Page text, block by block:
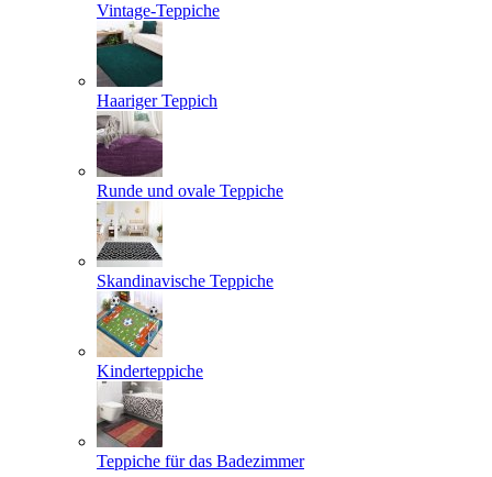
Vintage-Teppiche
Haariger Teppich
Runde und ovale Teppiche
Skandinavische Teppiche
Kinderteppiche
Teppiche für das Badezimmer